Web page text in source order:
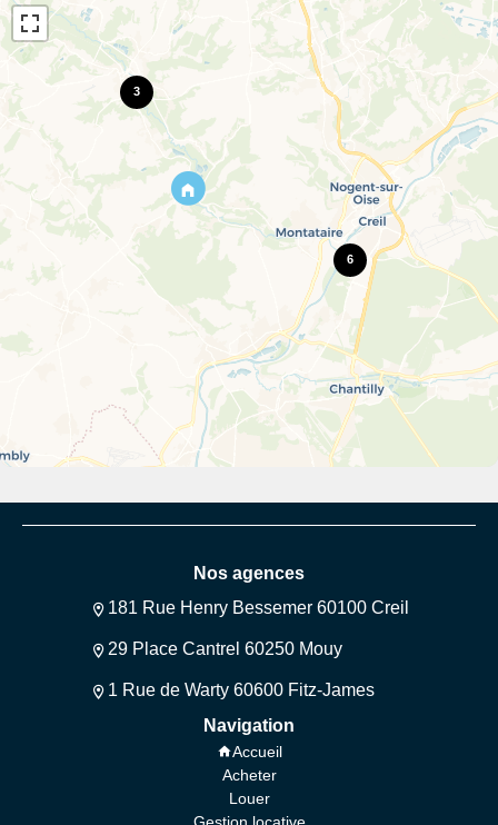
6
3
Nos agences
181 Rue Henry Bessemer 60100 Creil
29 Place Cantrel 60250 Mouy
1 Rue de Warty 60600 Fitz-James
Navigation
Accueil
Acheter
Louer
Gestion locative